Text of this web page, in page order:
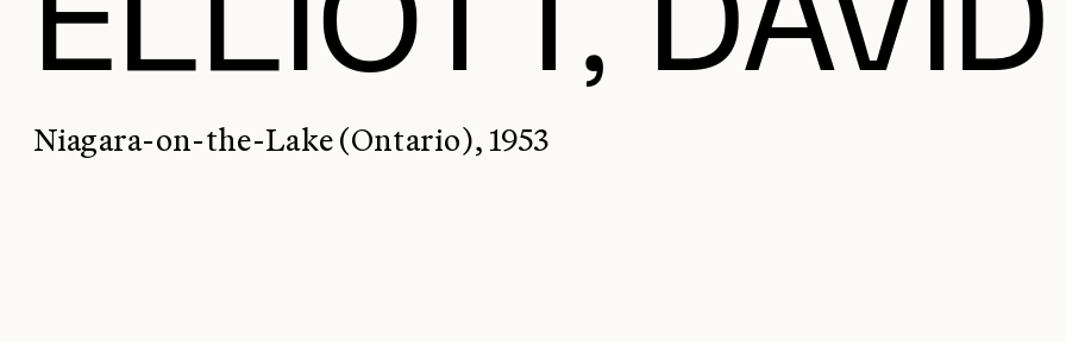
Niagara-on-the-Lake (Ontario), 1953